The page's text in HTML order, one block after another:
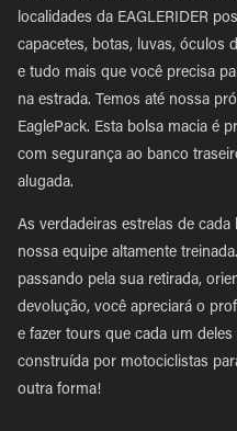
localidades da EAGLERIDER
capacetes, botas, luvas, óculos
e tudo mais que você precisa
na estrada. Temos até nossa
EaglePack. Esta bolsa macia é
com segurança ao banco
alugada.
As verdadeiras estrelas de cada
nossa equipe altamente
passando pela sua retirada,
devolução, você apreciará o
e fazer tours que cada um
construída por motociclistas
outra forma!